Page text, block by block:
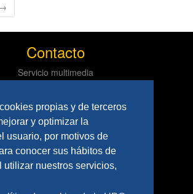
propias y de terceros
y optimizar la
usuario, por motivos de
conocer sus hábitos de
utilizar nuestros servicios,
Contacto
Servicio multimedia
Políticas
Aviso Legal
Privacidad